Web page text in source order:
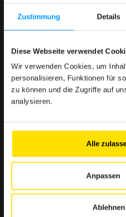
Zustimmung Details
Diese Webseite verwendet
Wir verwenden Cookies, um
personalisieren, Funktionen für
zu können und die Zugriffe auf
analysieren.
Alle
Anpassen
Ablehnen
Denn die Nutzung des Clubs muss
mühelos sein.
Eine Auswahl renommierter